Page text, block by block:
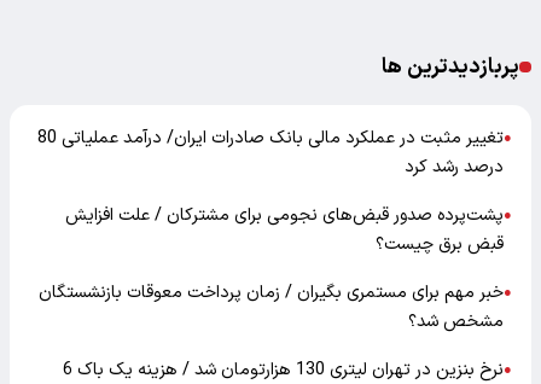
پربازدیدترین ها
●
تغییر مثبت در عملکرد مالی بانک صادرات ایران/ درآمد عملیاتی 80
درصد رشد کرد
●پشت‌پرده صدور قبض‌های نجومی برای مشترکان / علت افزایش
قبض برق چیست؟
●خبر مهم برای مستمری بگیران / زمان پرداخت معوقات بازنشستگان
مشخص شد؟
●
نرخ بنزین در تهران لیتری 130 هزارتومان شد / هزینه یک باک 6